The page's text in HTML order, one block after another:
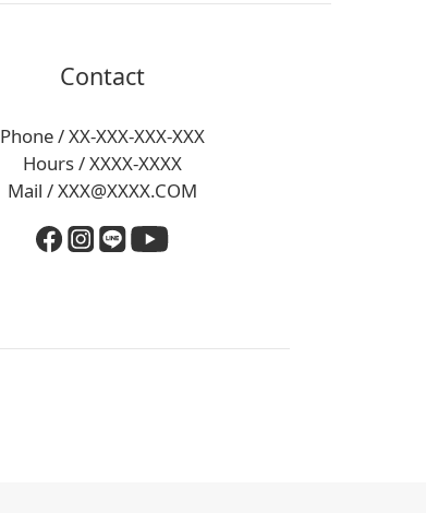
Contact
Phone / XX-XXX-XXX-XXX
Hours / XXXX-XXXX
Mail / XXX@XXXX.COM